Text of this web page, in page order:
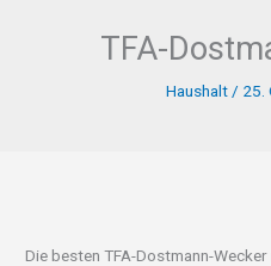
TFA-
Haushalt/ 25.
Die besten TFA-Dostmann-